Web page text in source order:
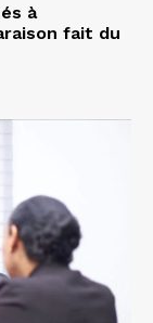
à
fait du